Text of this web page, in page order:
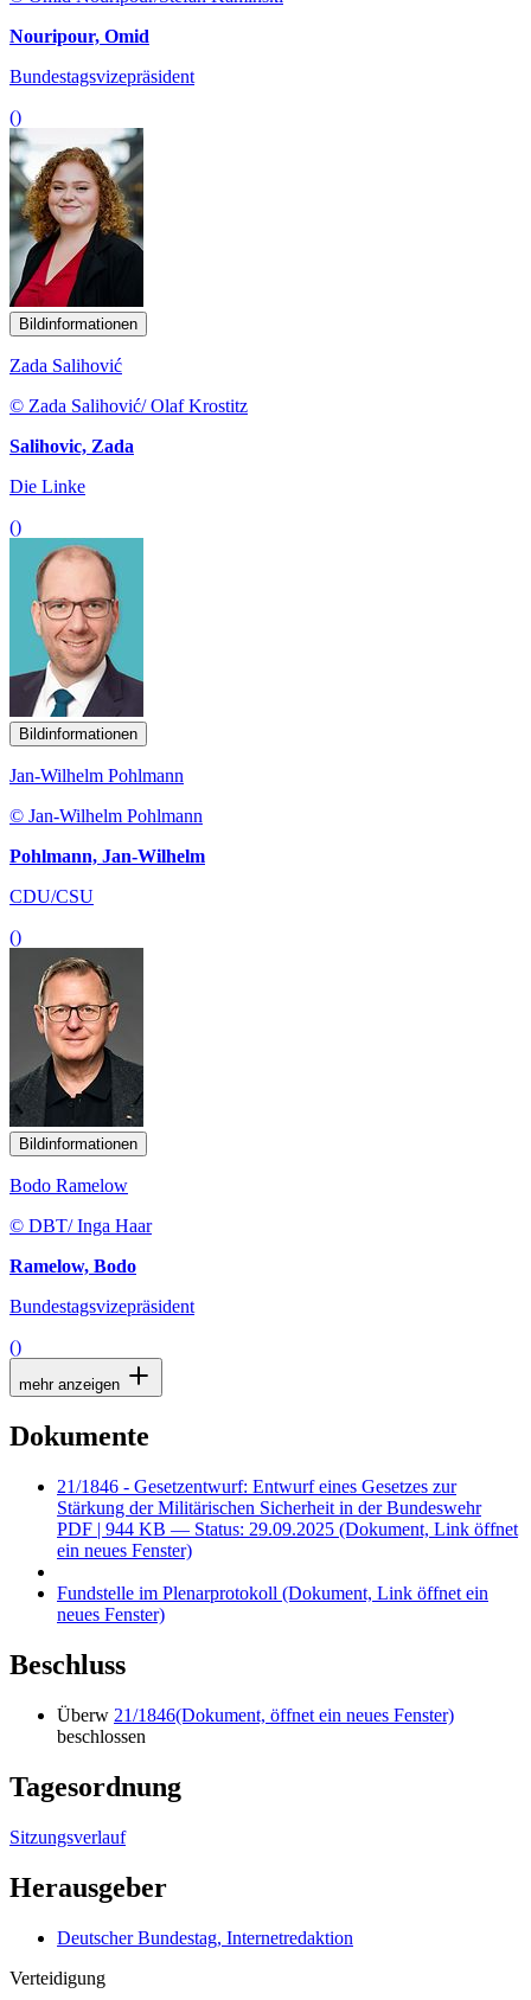
Nouripour, Omid
Bundestagsvizepräsident
()
Bildinformationen
Zada Salihović
© Zada Salihović/ Olaf Krostitz
Salihovic, Zada
Die Linke
()
Bildinformationen
Jan-Wilhelm Pohlmann
© Jan-Wilhelm Pohlmann
Pohlmann, Jan-Wilhelm
CDU/CSU
()
Bildinformationen
Bodo Ramelow
© DBT/ Inga Haar
Ramelow, Bodo
Bundestagsvizepräsident
()
mehr anzeigen
Dokumente
21/1846 - Gesetzentwurf: Entwurf eines Gesetzes zur
Stärkung der Militärischen Sicherheit in der Bundeswehr
PDF | 944 KB — Status: 29.09.2025 (Dokument, Link öffnet
ein neues Fenster)
Fundstelle im Plenarprotokoll (Dokument, Link öffnet ein
neues Fenster)
Beschluss
Überw 21/1846(Dokument, öffnet ein neues Fenster)
beschlossen
Tagesordnung
Sitzungsverlauf
Herausgeber
Deutscher Bundestag, Internetredaktion
Verteidigung